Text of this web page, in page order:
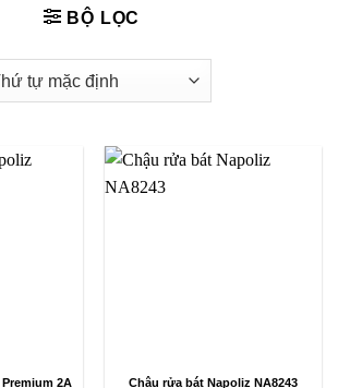
BỘ LỌC
2A
Chậu rửa bát Napoliz NA8243